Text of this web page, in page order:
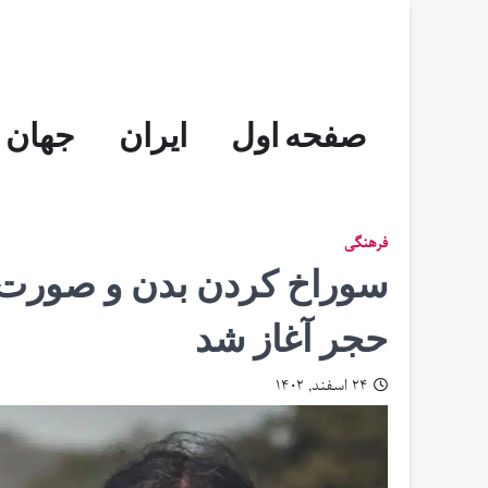
صفحه اول ایران جهان
فرهنگی
سوراخ‌ کردن بدن و صورت
حجر آغاز شد
۲۴ اسفند, ۱۴۰۲